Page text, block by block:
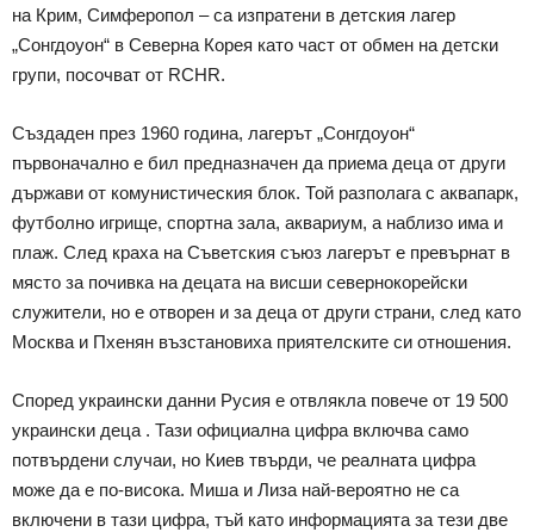
на Крим, Симферопол – са изпратени в детския лагер
„Сонгдоуон“ в Северна Корея като част от обмен на детски
групи, посочват от RCHR.
Създаден през 1960 година, лагерът „Сонгдоуон“
първоначално е бил предназначен да приема деца от други
държави от комунистическия блок. Той разполага с аквапарк,
футболно игрище, спортна зала, аквариум, а наблизо има и
плаж. След краха на Съветския съюз лагерът е превърнат в
място за почивка на децата на висши севернокорейски
служители, но е отворен и за деца от други страни, след като
Москва и Пхенян възстановиха приятелските си отношения.
Според украински данни Русия е отвлякла повече от 19 500
украински деца . Тази официална цифра включва само
потвърдени случаи, но Киев твърди, че реалната цифра
може да е по-висока. Миша и Лиза най-вероятно не са
включени в тази цифра, тъй като информацията за тези две